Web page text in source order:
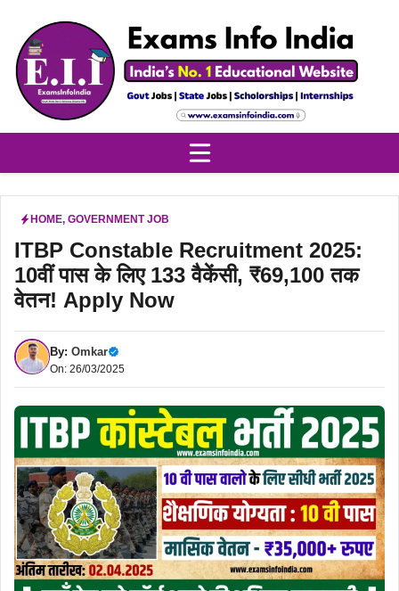
content
HOME, GOVERNMENT JOB
ITBP Constable Recruitment 2025:
10वीं पास के लिए 133 वैकेंसी, ₹69,100 तक
वेतन! Apply Now
By: Omkar
On: 26/03/2025